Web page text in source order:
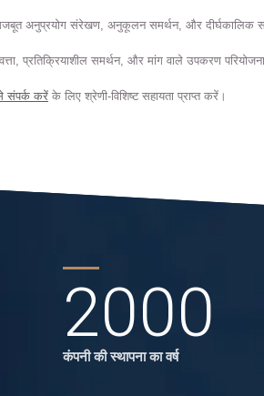
अनुप्रयोग संरेखण, अनुकूलन समर्थन, और दीर्घकालिक
प्रतिक्रियाशील समर्थन, और मांग वाले उपकरण
संपर्क करें के लिए श्रेणी-विशिष्ट सहायता प्राप्त करें।
2000
कंपनी की स्थापना का वर्ष